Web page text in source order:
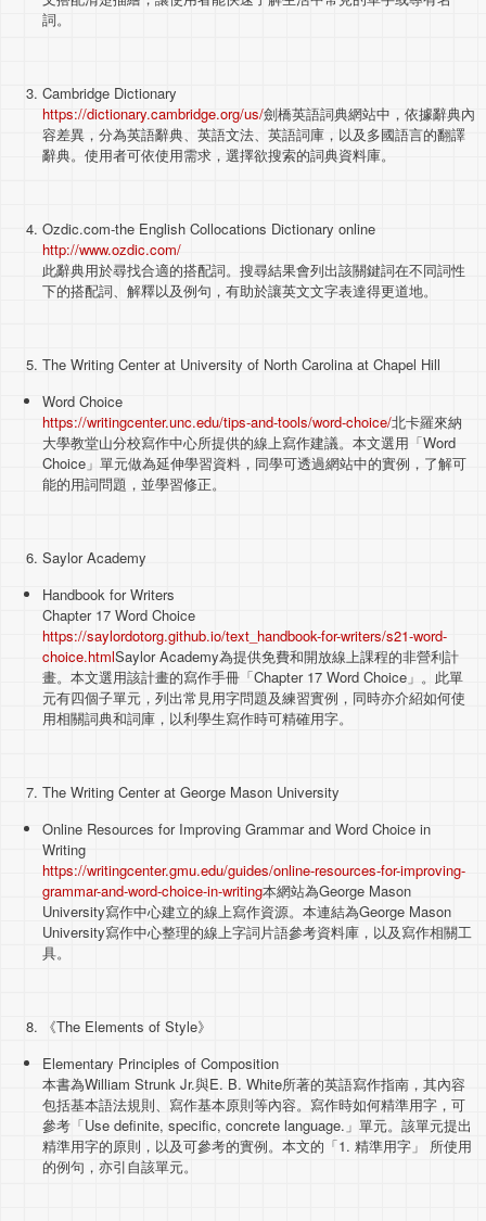
詞。
Cambridge Dictionary
https://dictionary.cambridge.org/us/劍橋英語詞典網站中，依據辭典內
容差異，分為英語辭典、英語文法、英語詞庫，以及多國語言的翻譯
辭典。使用者可依使用需求，選擇欲搜索的詞典資料庫。
Ozdic.com-the English Collocations Dictionary online
http://www.ozdic.com/
此辭典用於尋找合適的搭配詞。搜尋結果會列出該關鍵詞在不同詞性
下的搭配詞、解釋以及例句，有助於讓英文文字表達得更道地。
The Writing Center at University of North Carolina at Chapel Hill
Word Choice
https://writingcenter.unc.edu/tips-and-tools/word-choice/北卡羅來納
大學教堂山分校寫作中心所提供的線上寫作建議。本文選用「Word
Choice」單元做為延伸學習資料，同學可透過網站中的實例，了解可
能的用詞問題，並學習修正。
Saylor Academy
Handbook for Writers
Chapter 17 Word Choice
https://saylordotorg.github.io/text_handbook-for-writers/s21-word-
choice.htmlSaylor Academy為提供免費和開放線上課程的非營利計
畫。本文選用該計畫的寫作手冊「Chapter 17 Word Choice」。此單
元有四個子單元，列出常見用字問題及練習實例，同時亦介紹如何使
用相關詞典和詞庫，以利學生寫作時可精確用字。
The Writing Center at George Mason University
Online Resources for Improving Grammar and Word Choice in
Writing
https://writingcenter.gmu.edu/guides/online-resources-for-improving-
grammar-and-word-choice-in-writing本網站為George Mason
University寫作中心建立的線上寫作資源。本連結為George Mason
University寫作中心整理的線上字詞片語參考資料庫，以及寫作相關工
具。
《The Elements of Style》
Elementary Principles of Composition
本書為William Strunk Jr.與E. B. White所著的英語寫作指南，其內容
包括基本語法規則、寫作基本原則等內容。寫作時如何精準用字，可
參考「Use definite, specific, concrete language.」單元。該單元提出
精準用字的原則，以及可參考的實例。本文的「1. 精準用字」 所使用
的例句，亦引自該單元。